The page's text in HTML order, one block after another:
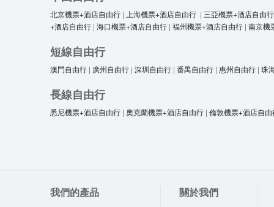
北京機票+酒店自由行 | 上海機票+酒店自由行 | 三亞機票+酒店自由行
+酒店自由行 | 海口機票+酒店自由行 | 福州機票+酒店自由行 | 南京機
短線自由行
澳門自由行 | 廣州自由行 | 深圳自由行 | 番禺自由行 | 惠州自由行 | 珠
長線自由行
悉尼機票+酒店自由行 | 奧克蘭機票+酒店自由行 | 倫敦機票+酒店自由
我們的產品 關於我們